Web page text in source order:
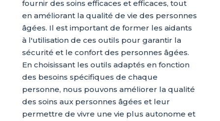
fournir des soins efficaces et efficaces, tout
en améliorant la qualité de vie des personnes
âgées. Il est important de former les aidants
à l'utilisation de ces outils pour garantir la
sécurité et le confort des personnes âgées.
En choisissant les outils adaptés en fonction
des besoins spécifiques de chaque
personne, nous pouvons améliorer la qualité
des soins aux personnes âgées et leur
permettre de vivre une vie plus autonome et